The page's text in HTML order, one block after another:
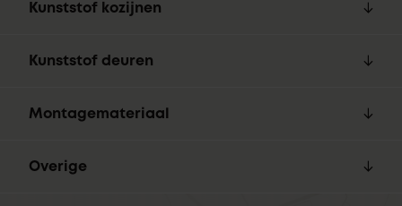
Kunststof kozijnen
Kunststof deuren
Montagemateriaal
Overige